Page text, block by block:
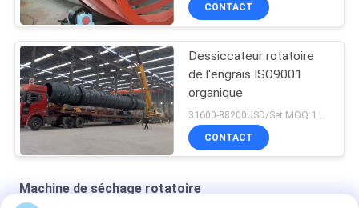
CONTACT
Dessiccateur rotatoire
de l'engrais ISO9001
organique
CONTACT
Machine de séchage rotatoire